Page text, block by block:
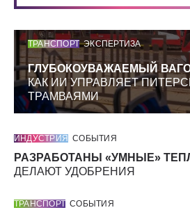
ТРАНСПОРТ ЭКСПЕРТИЗА
ГЛУБОКОУВАЖАЕМЫЙ
КАК ИИ УПРАВЛЯЕТ
ТРАМВАЯМИ
ИНДУСТРИЯ СОБЫТИЯ
РАЗРАБОТАНЫ «УМНЫЕ»
ДЕЛАЮТ УДОБРЕНИЯ
ТРАНСПОРТ СОБЫТИЯ